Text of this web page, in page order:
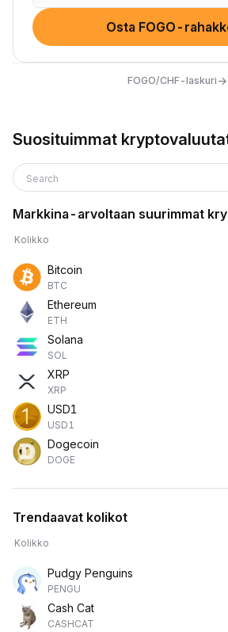
Osta FOGO-
FOGO/CHF-laskuri→
Suosituimmat
Search
Markkina-arvoltaan suurimmat
Kolikko
Bitcoin
BTC
Ethereum
ETH
Solana
SOL
XRP
XRP
USD1
USD1
Dogecoin
DOGE
Trendaavat kolikot
Kolikko
Pudgy Penguins
PENGU
Cash Cat
CASHCAT